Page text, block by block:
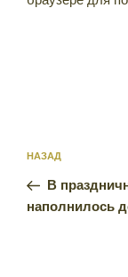
по
записям
Предыдущая
запись:
НАЗАД
В
наполнилось